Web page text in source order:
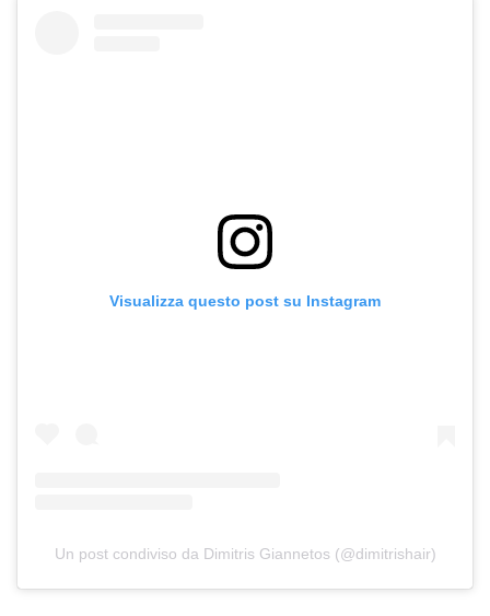
Visualizza questo post su Instagram
Un post condiviso da Dimitris Giannetos (@dimitrishair)